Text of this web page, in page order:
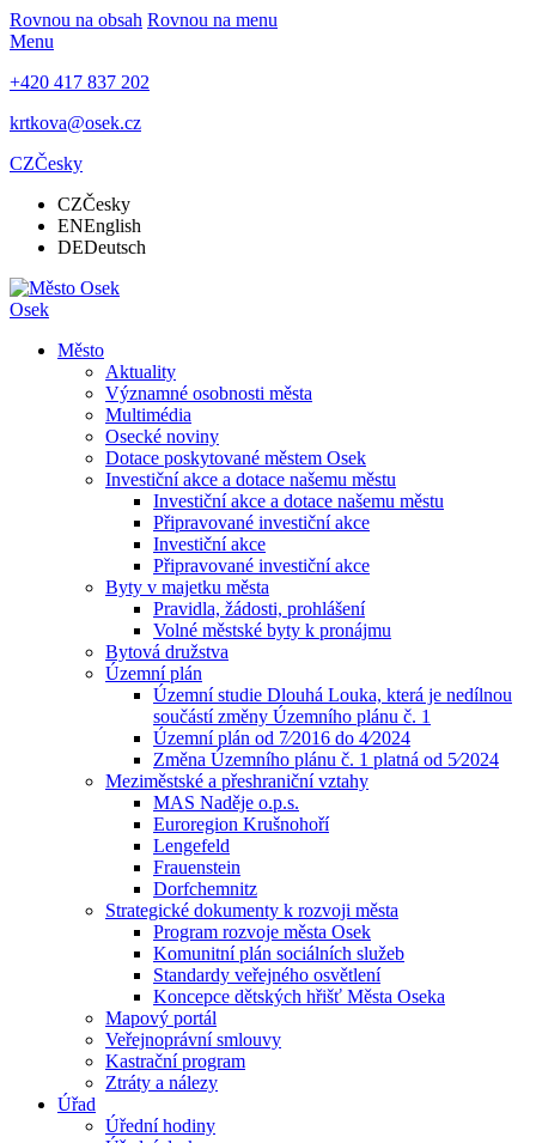
Rovnou na obsah Rovnou na menu
Menu
+420 417 837 202
krtkova@osek.cz
CZČesky
CZČesky
ENEnglish
DEDeutsch
Osek
Město
Aktuality
Významné osobnosti města
Multimédia
Osecké noviny
Dotace poskytované městem Osek
Investiční akce a dotace našemu městu
Investiční akce a dotace našemu městu
Připravované investiční akce
Investiční akce
Připravované investiční akce
Byty v majetku města
Pravidla, žádosti, prohlášení
Volné městské byty k pronájmu
Bytová družstva
Územní plán
Územní studie Dlouhá Louka, která je nedílnou
součástí změny Územního plánu č. 1
Územní plán od 7⁄2016 do 4⁄2024
Změna Územního plánu č. 1 platná od 5⁄2024
Meziměstské a přeshraniční vztahy
MAS Naděje o.p.s.
Euroregion Krušnohoří
Lengefeld
Frauenstein
Dorfchemnitz
Strategické dokumenty k rozvoji města
Program rozvoje města Osek
Komunitní plán sociálních služeb
Standardy veřejného osvětlení
Koncepce dětských hřišť Města Oseka
Mapový portál
Veřejnoprávní smlouvy
Kastrační program
Ztráty a nálezy
Úřad
Úřední hodiny